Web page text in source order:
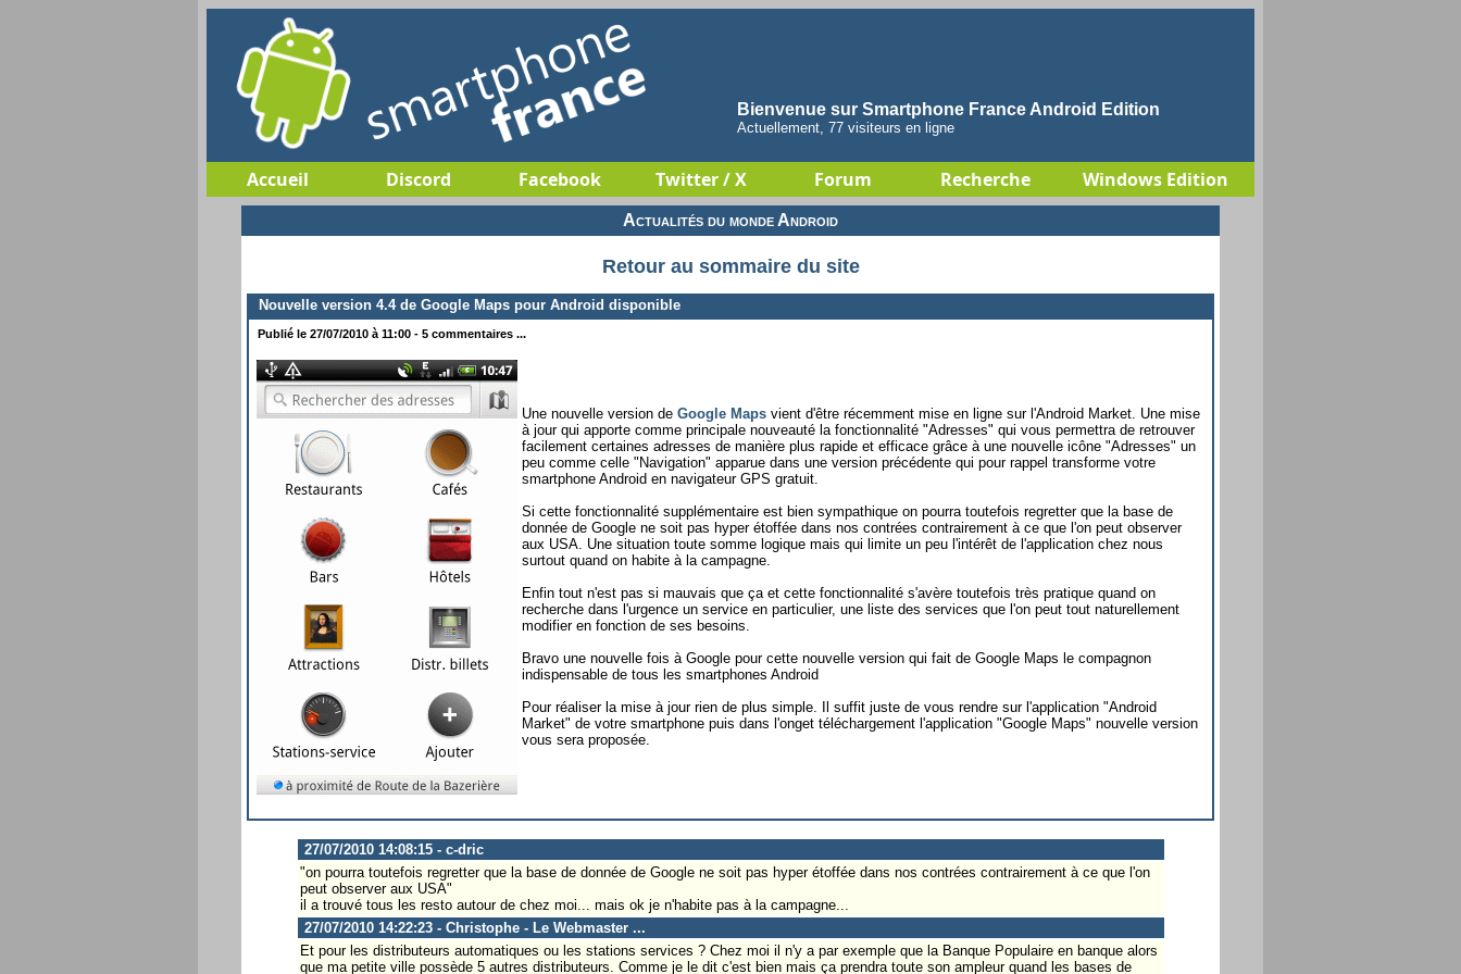
Bienvenue sur Smartphone France Android Edition
Actuellement, 77 visiteurs en ligne
Accueil Discord Facebook Twitter / X Forum Recherche Windows Edition
Actualités du monde Android
Retour au sommaire du site
Nouvelle version 4.4 de Google Maps pour Android disponible
Publié le 27/07/2010 à 11:00 - 5 commentaires ...
Une nouvelle version de Google Maps vient d'être récemment mise en ligne sur l'Android Market. Une mise
à jour qui apporte comme principale nouveauté la fonctionnalité "Adresses" qui vous permettra de retrouver
facilement certaines adresses de manière plus rapide et efficace grâce à une nouvelle icône "Adresses" un
peu comme celle "Navigation" apparue dans une version précédente qui pour rappel transforme votre
smartphone Android en navigateur GPS gratuit.
Si cette fonctionnalité supplémentaire est bien sympathique on pourra toutefois regretter que la base de
donnée de Google ne soit pas hyper étoffée dans nos contrées contrairement à ce que l'on peut observer
aux USA. Une situation toute somme logique mais qui limite un peu l'intérêt de l'application chez nous
surtout quand on habite à la campagne.
Enfin tout n'est pas si mauvais que ça et cette fonctionnalité s'avère toutefois très pratique quand on
recherche dans l'urgence un service en particulier, une liste des services que l'on peut tout naturellement
modifier en fonction de ses besoins.
Bravo une nouvelle fois à Google pour cette nouvelle version qui fait de Google Maps le compagnon
indispensable de tous les smartphones Android
Pour réaliser la mise à jour rien de plus simple. Il suffit juste de vous rendre sur l'application "Android
Market" de votre smartphone puis dans l'onget téléchargement l'application "Google Maps" nouvelle version
vous sera proposée.
27/07/2010 14:08:15 - c-dric
"on pourra toutefois regretter que la base de donnée de Google ne soit pas hyper étoffée dans nos contrées contrairement à ce que l'on
peut observer aux USA"
il a trouvé tous les resto autour de chez moi... mais ok je n'habite pas à la campagne...
27/07/2010 14:22:23 - Christophe - Le Webmaster ...
Et pour les distributeurs automatiques ou les stations services ? Chez moi il n'y a par exemple que la Banque Populaire en banque alors
que ma petite ville possède 5 autres distributeurs. Comme je le dit c'est bien mais ça prendra toute son ampleur quand les bases de